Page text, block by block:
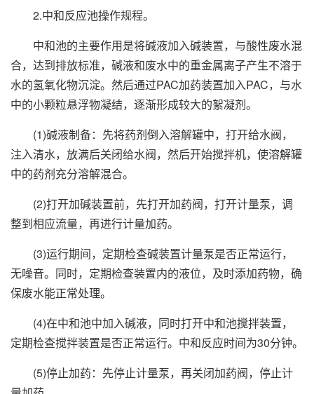
2.中和反应池操作规程。
中和池的主要作用是将碱液加入碱装置，与酸性废水混
合，达到排放标准，碱液和废水中的重金属离子产生不溶于
水的氢氧化物沉淀。然后通过PAC加药装置加入PAC，与水
中的小颗粒悬浮物凝结，逐渐形成较大的絮凝剂。
(1)碱液制备：先将药剂倒入溶解罐中，打开给水阀，
注入清水，放满后关闭给水阀，然后开始搅拌机，使溶解罐
中的药剂充分溶解混合。
(2)打开加碱装置前，先打开加药阀，打开计量泵，调
整到相应流量，再进行计量加药。
(3)运行期间，定期检查碱装置计量泵是否正常运行，
无噪音。同时，定期检查装置内的液位，及时添加药物，确
保废水能正常处理。
(4)在中和池中加入碱液，同时打开中和池搅拌装置，
定期检查搅拌装置是否正常运行。中和反应时间为30分钟。
(5)停止加药：先停止计量泵，再关闭加药阀，停止计